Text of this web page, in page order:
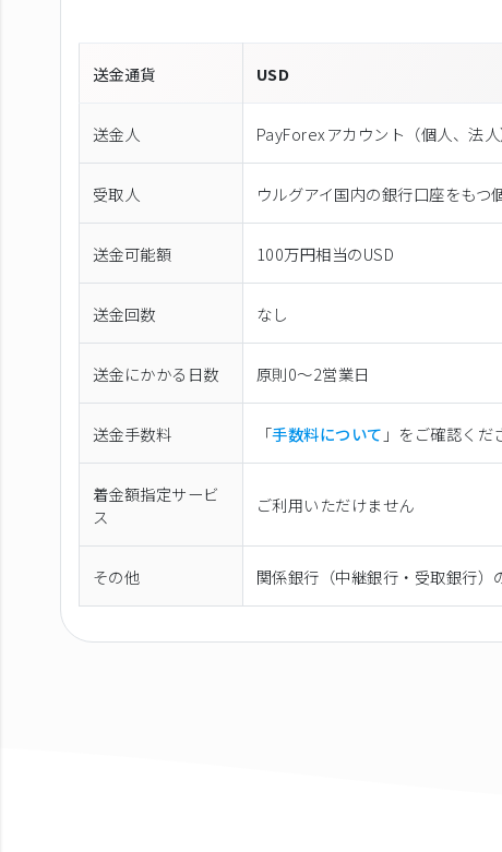
送金通貨 USD
送金人 PayForexアカウント（個⼈、法⼈
受取人 ウルグアイ国内の銀行口座をもつ
送金可能額 100万円相当のUSD
送金回数 なし
送金にかかる日数 原則0〜2営業日
送金手数料 「手数料について 」をご確認くだ
着金額指定サービ
ス
ご利用いただけません
その他 関係銀行（中継銀行・受取銀行